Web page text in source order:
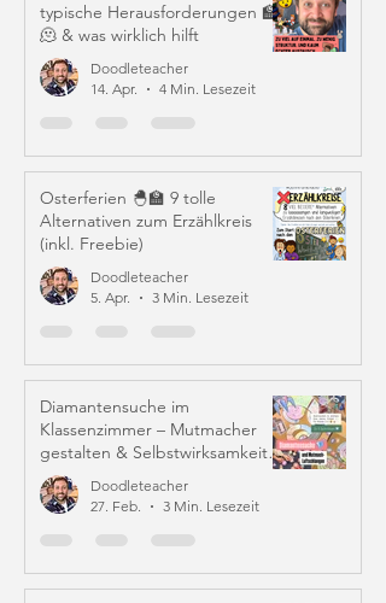
typische Herausforderungen 🏫
🫠 & was wirklich hilft
Doodleteacher
14. Apr.
4 Min. Lesezeit
Osterferien 🐣🏫 9 tolle
Alternativen zum Erzählkreis
(inkl. Freebie)
Doodleteacher
5. Apr.
3 Min. Lesezeit
Diamantensuche im
Klassenzimmer – Mutmacher
gestalten & Selbstwirksamkeit
stärken Doodleteacher
27. Feb.
3 Min. Lesezeit